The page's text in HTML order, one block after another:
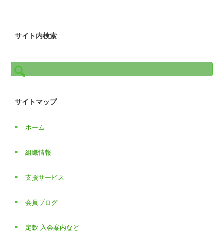
サイト内検索
検
索:
サイトマップ
ホーム
組織情報
支援サービス
会員ブログ
定款 入会案内など